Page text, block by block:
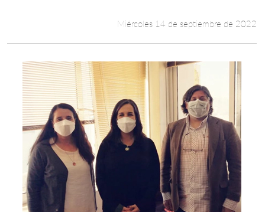
Miércoles 14 de septiembre de 2022